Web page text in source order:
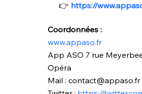
👉 https://
Coordonnées :
www.appaso.fr
App ASO 7 rue
Opéra
Mail : contact@appaso.fr